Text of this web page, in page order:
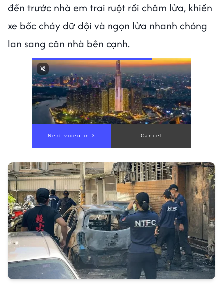
đến trước nhà em trai ruột rồi châm lửa, khiến
xe bốc cháy dữ dội và ngọn lửa nhanh chóng
lan sang căn nhà bên cạnh.
Next video in 1 Cancel